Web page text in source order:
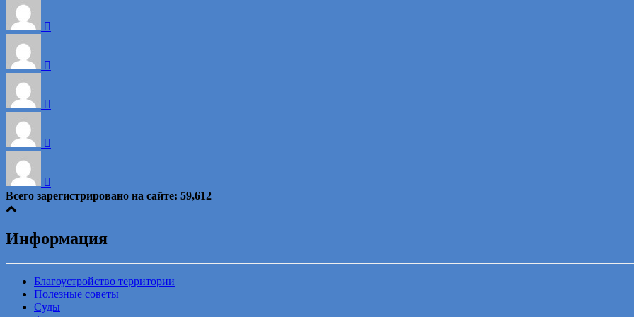
Всего зарегистрировано на сайте: 59,612
Информация
Благоустройство территории
Полезные советы
Суды